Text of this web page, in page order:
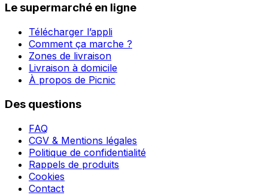
Le supermarché en ligne
Télécharger l’appli
Comment ça marche ?
Zones de livraison
Livraison à domicile
À propos de Picnic
Des questions
FAQ
CGV & Mentions légales
Politique de confidentialité
Rappels de produits
Cookies
Contact